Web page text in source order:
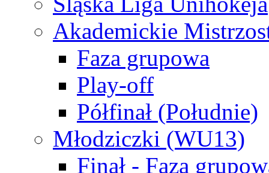
Akademickie
Faza grupowa
Play-off
Półfinał (Południe)
Młodziczki (WU13)
Finał - Faza